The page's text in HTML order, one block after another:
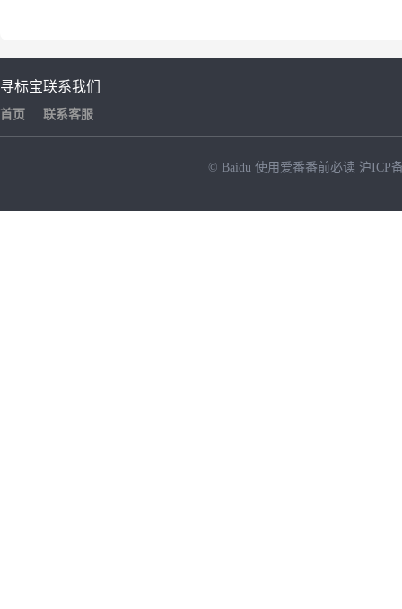
寻标宝
首页
联系我们
联系客服
© Baidu 使用爱番番前必读 沪ICP